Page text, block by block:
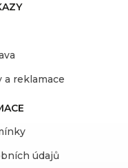
reklamace
údajů